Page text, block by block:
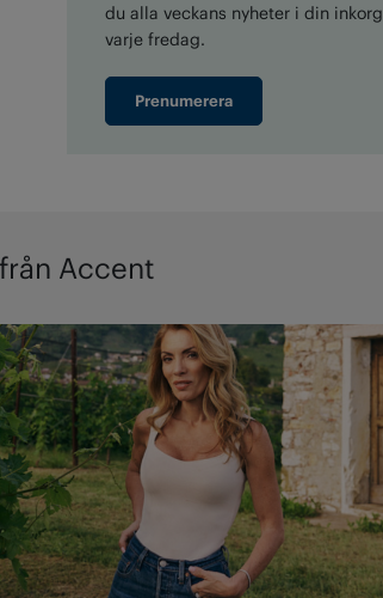
du alla veckans nyheter i din inkorg
varje fredag.
Prenumerera
Accent